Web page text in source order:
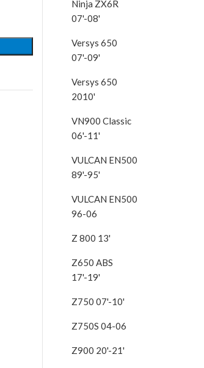
Ninja ZX6R
07'-08'
Versys 650
07'-09'
Versys 650
2010'
VN900 Classic
06'-11'
VULCAN EN500
89'-95'
VULCAN EN500
96-06
Z 800 13'
Z650 ABS
17'-19'
Z750 07'-10'
Z750S 04-06
Z900 20'-21'